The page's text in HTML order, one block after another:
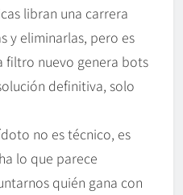
libran una carrera
y eliminarlas, pero es
filtro nuevo genera bots
definitiva, solo
no es técnico, es
lo que parece
quién gana con